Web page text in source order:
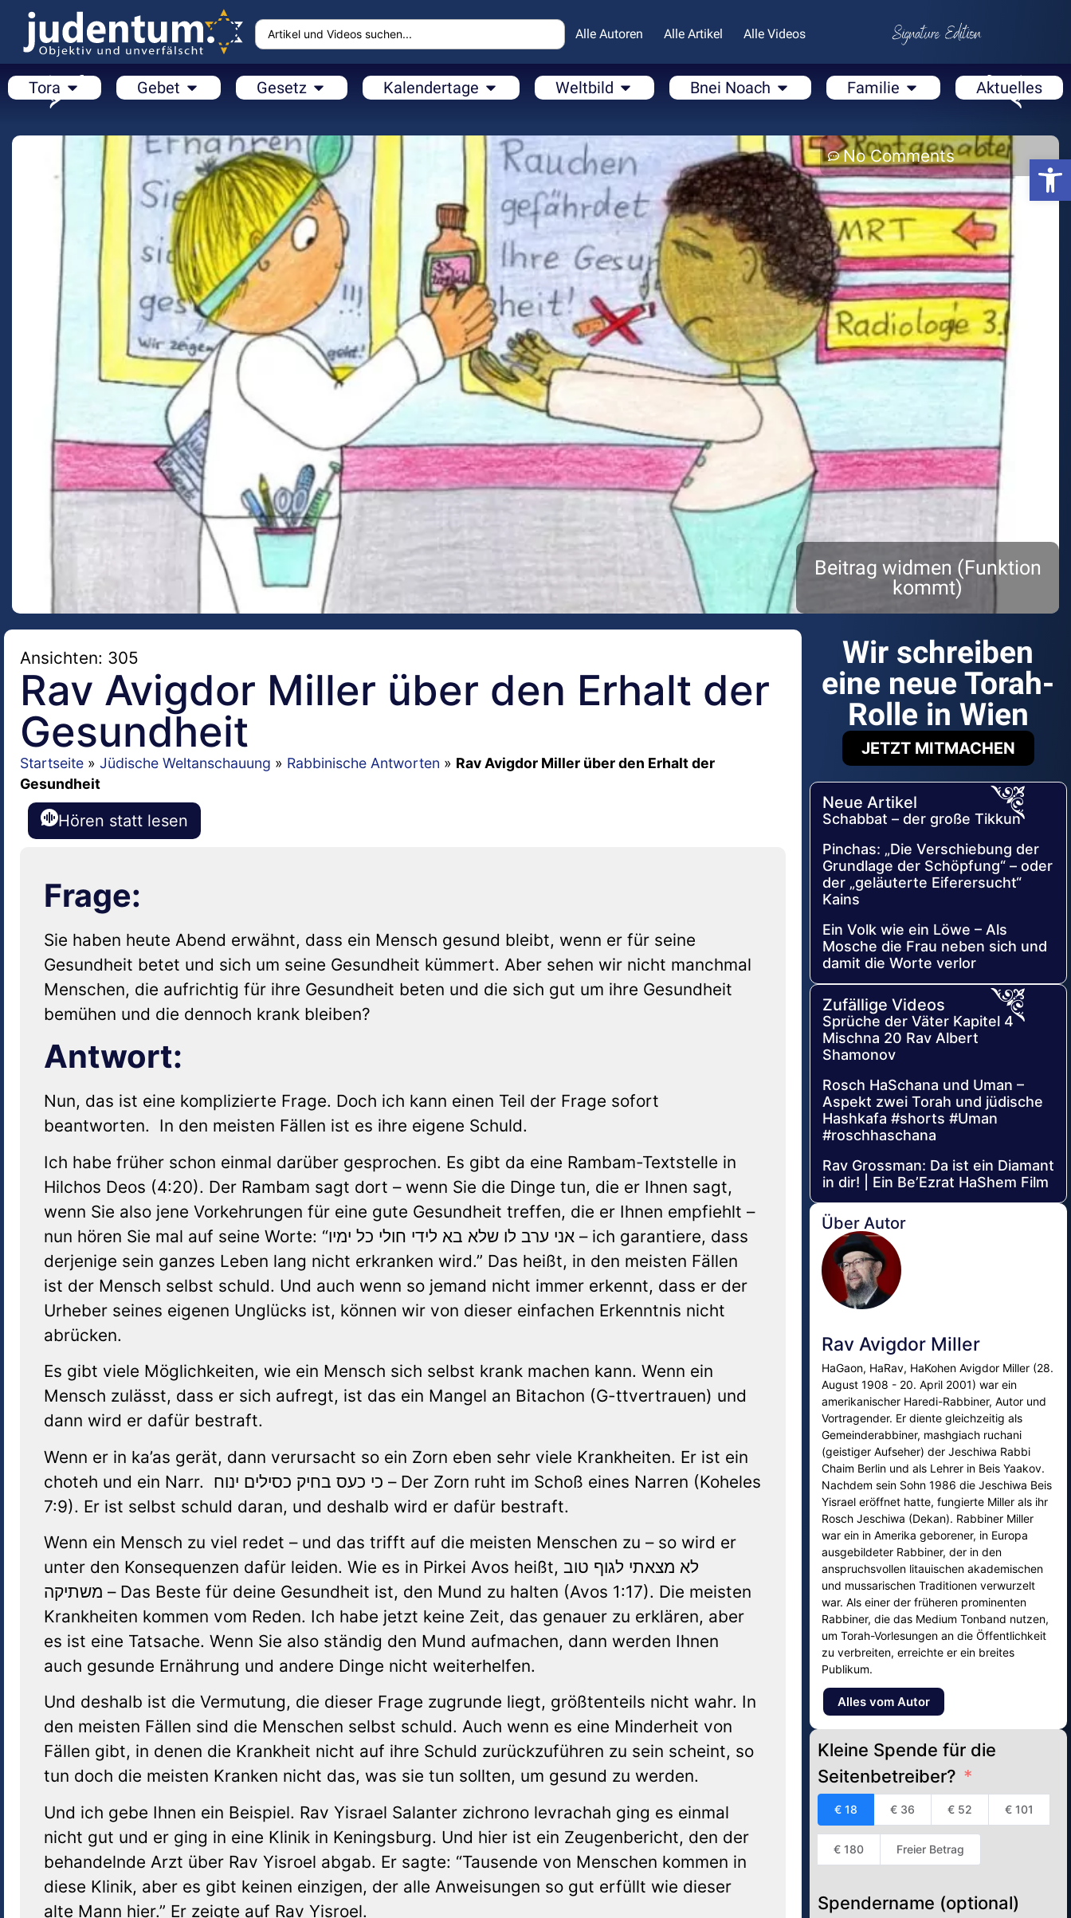
Alle Autoren Alle Artikel Alle Videos
Tora Gebet Gesetz Kalendertage Weltbild Bnei Noach Familie Aktuelles
No Comments
Beitrag widmen (Funktion
kommt)
Ansichten: 305
Rav Avigdor Miller über den Erhalt der
Gesundheit
Startseite » Jüdische Weltanschauung » Rabbinische Antworten » Rav Avigdor Miller über den Erhalt der
Gesundheit
Hören statt lesen
Frage:
Sie haben heute Abend erwähnt, dass ein Mensch gesund bleibt, wenn er für seine
Gesundheit betet und sich um seine Gesundheit kümmert. Aber sehen wir nicht manchmal
Menschen, die aufrichtig für ihre Gesundheit beten und die sich gut um ihre Gesundheit
bemühen und die dennoch krank bleiben?
Antwort:
Nun, das ist eine komplizierte Frage. Doch ich kann einen Teil der Frage sofort
beantworten. In den meisten Fällen ist es ihre eigene Schuld.
Ich habe früher schon einmal darüber gesprochen. Es gibt da eine Rambam-Textstelle in
Hilchos Deos (4:20). Der Rambam sagt dort – wenn Sie die Dinge tun, die er Ihnen sagt,
wenn Sie also jene Vorkehrungen für eine gute Gesundheit treffen, die er Ihnen empfiehlt –
nun hören Sie mal auf seine Worte: “אני ערב לו שלא בא לידי חולי כל ימיו – ich garantiere, dass
derjenige sein ganzes Leben lang nicht erkranken wird.” Das heißt, in den meisten Fällen
ist der Mensch selbst schuld. Und auch wenn so jemand nicht immer erkennt, dass er der
Urheber seines eigenen Unglücks ist, können wir von dieser einfachen Erkenntnis nicht
abrücken.
Es gibt viele Möglichkeiten, wie ein Mensch sich selbst krank machen kann. Wenn ein
Mensch zulässt, dass er sich aufregt, ist das ein Mangel an Bitachon (G-ttvertrauen) und
dann wird er dafür bestraft.
Wenn er in ka’as gerät, dann verursacht so ein Zorn eben sehr viele Krankheiten. Er ist ein
choteh und ein Narr. כי כעס בחיק כסילים ינוח – Der Zorn ruht im Schoß eines Narren (Koheles
7:9). Er ist selbst schuld daran, und deshalb wird er dafür bestraft.
Wenn ein Mensch zu viel redet – und das trifft auf die meisten Menschen zu – so wird er
unter den Konsequenzen dafür leiden. Wie es in Pirkei Avos heißt, לא מצאתי לגוף טוב
משתיקה – Das Beste für deine Gesundheit ist, den Mund zu halten (Avos 1:17). Die meisten
Krankheiten kommen vom Reden. Ich habe jetzt keine Zeit, das genauer zu erklären, aber
es ist eine Tatsache. Wenn Sie also ständig den Mund aufmachen, dann werden Ihnen
auch gesunde Ernährung und andere Dinge nicht weiterhelfen.
Und deshalb ist die Vermutung, die dieser Frage zugrunde liegt, größtenteils nicht wahr. In
den meisten Fällen sind die Menschen selbst schuld. Auch wenn es eine Minderheit von
Fällen gibt, in denen die Krankheit nicht auf ihre Schuld zurückzuführen zu sein scheint, so
tun doch die meisten Kranken nicht das, was sie tun sollten, um gesund zu werden.
Und ich gebe Ihnen ein Beispiel. Rav Yisrael Salanter zichrono levrachah ging es einmal
nicht gut und er ging in eine Klinik in Keningsburg. Und hier ist ein Zeugenbericht, den der
behandelnde Arzt über Rav Yisroel abgab. Er sagte: “Tausende von Menschen kommen in
diese Klinik, aber es gibt keinen einzigen, der alle Anweisungen so gut erfüllt wie dieser
alte Mann hier.” Er zeigte auf Rav Yisroel.
Wir schreiben
eine neue Torah-
Rolle in Wien
JETZT MITMACHEN
Neue Artikel
Schabbat – der große Tikkun
Pinchas: „Die Verschiebung der
Grundlage der Schöpfung“ – oder
der „geläuterte Eiferersucht“
Kains
Ein Volk wie ein Löwe – Als
Mosche die Frau neben sich und
damit die Worte verlor
Zufällige Videos
Sprüche der Väter Kapitel 4
Mischna 20 Rav Albert
Shamonov
Rosch HaSchana und Uman –
Aspekt zwei Torah und jüdische
Hashkafa #shorts #Uman
#roschhaschana
Rav Grossman: Da ist ein Diamant
in dir! | Ein Be’Ezrat HaShem Film
Über Autor
Rav Avigdor Miller
HaGaon, HaRav, HaKohen Avigdor Miller (28.
August 1908 - 20. April 2001) war ein
amerikanischer Haredi-Rabbiner, Autor und
Vortragender. Er diente gleichzeitig als
Gemeinderabbiner, mashgiach ruchani
(geistiger Aufseher) der Jeschiwa Rabbi
Chaim Berlin und als Lehrer in Beis Yaakov.
Nachdem sein Sohn 1986 die Jeschiwa Beis
Yisrael eröffnet hatte, fungierte Miller als ihr
Rosch Jeschiwa (Dekan). Rabbiner Miller
war ein in Amerika geborener, in Europa
ausgebildeter Rabbiner, der in den
anspruchsvollen litauischen akademischen
und mussarischen Traditionen verwurzelt
war. Als einer der früheren prominenten
Rabbiner, die das Medium Tonband nutzen,
um Torah-Vorlesungen an die Öffentlichkeit
zu verbreiten, erreichte er ein breites
Publikum.
Alles vom Autor
Kleine Spende für die
Seitenbetreiber?
€ 18 € 36 € 52 € 101
€ 180 Freier Betrag
Spendername (optional)